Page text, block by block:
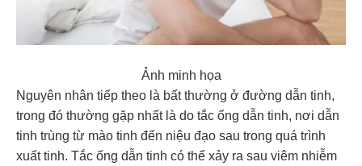
Ảnh minh họa
Nguyên nhân tiếp theo là bất thường ở đường dẫn tinh,
trong đó thường gặp nhất là do tắc ống dẫn tinh, nơi dẫn
tinh trùng từ mào tinh đến niệu đạo sau trong quá trình
xuất tinh. Tắc ống dẫn tinh có thể xảy ra sau viêm nhiễm